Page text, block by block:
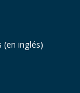
(en inglés)